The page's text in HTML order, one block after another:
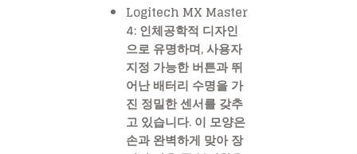
Logitech MX Master
4: 인체공학적 디자인
으로 유명하며, 사용자
지정 가능한 버튼과 뛰
어난 배터리 수명을 가
진 정밀한 센서를 갖추
고 있습니다. 이 모양은
손과 완벽하게 맞아 장